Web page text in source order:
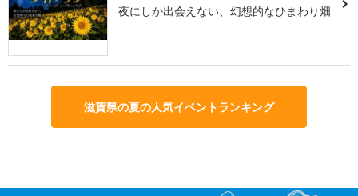
夜にしか出会えない、幻想的なひまわり畑
滋賀県の夏の人気イベントランキング